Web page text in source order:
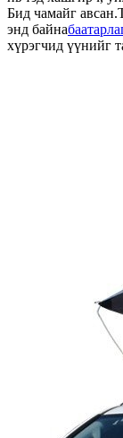
Бид чамайг
энд байна
хүрэгчид үүнийг